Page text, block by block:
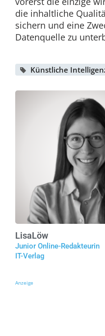
die inhaltliche
sichern und eine
Datenquelle zu
Künstliche
LisaLöw
Junior Online-Redakteurin
IT-Verlag
Anzeige